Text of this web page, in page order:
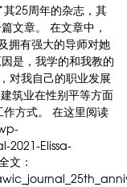
25周年的杂志，其
文章。 在文章中，
拥有强大的导师对她
是，我学的和我教的
对我自己的职业发展
筑业在性别平等方面
方式。 在这里阅读
Elissa-
文：